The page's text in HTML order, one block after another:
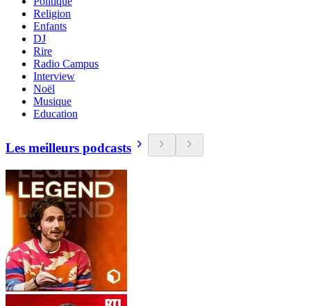
Religion
Enfants
DJ
Rire
Radio Campus
Interview
Noël
Musique
Education
Les meilleurs podcasts